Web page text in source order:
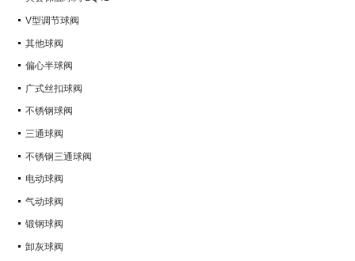
V型调节球阀
其他球阀
偏心半球阀
广式丝扣球阀
不锈钢球阀
三通球阀
不锈钢三通球阀
电动球阀
气动球阀
锻钢球阀
卸灰球阀